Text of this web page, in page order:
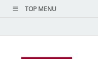
TOP MENU